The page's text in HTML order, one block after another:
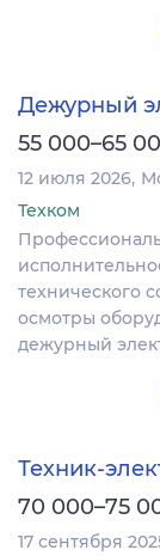
Дежурный
55 000–65
12 июля 2026
Техком
технического
осмотры
дежурный
Техник-
70 000–75
17 сентября